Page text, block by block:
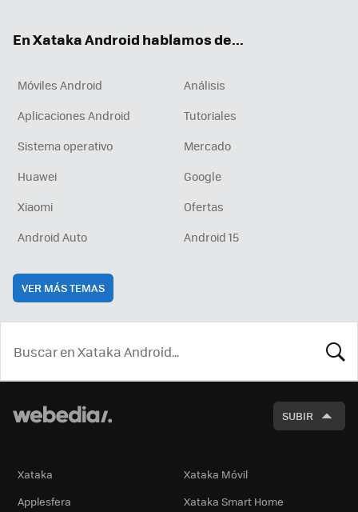
En Xataka Android hablamos de...
Móviles Android
Análisis
Aplicaciones Android
Tutoriales
Sistema operativo
Mercado
Huawei
Google
Xiaomi
Ofertas
Android Auto
Android 15
VER MÁS TEMAS
SUBIR
Xataka
Xataka Móvil
Applesfera
Xataka Smart Home